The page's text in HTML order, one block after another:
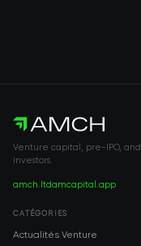
Venture capital, pre-IPO,
investors.
amch.ltdamcapital.app
CATÉGORIES
Actualités Venture